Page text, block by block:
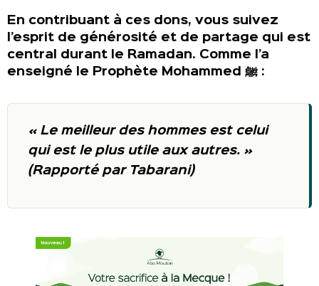
En contribuant à ces dons, vous suivez
l’esprit de générosité et de partage qui est
central durant le Ramadan. Comme l’a
enseigné le Prophète Mohammed ﷺ :
« Le meilleur des hommes est celui
qui est le plus utile aux autres. »
(Rapporté par Tabarani)